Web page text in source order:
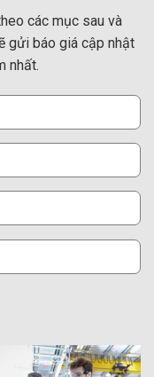
các mục sau và
gửi báo giá cập nhật
nhất.